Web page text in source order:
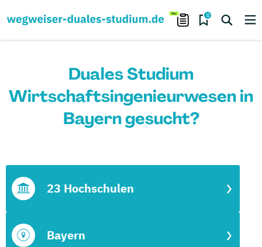
0
Duales Studium
Wirtschaftsingenieurwesen in
Bayern gesucht?
Bayern
23 Hochschulen